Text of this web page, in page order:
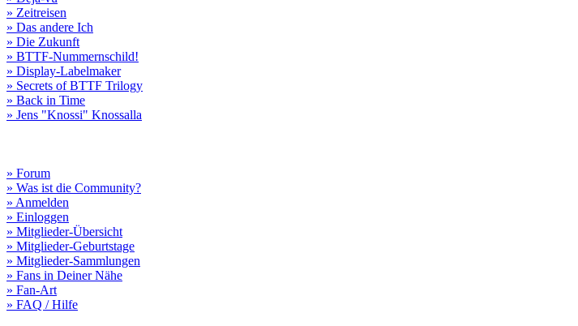
» Zeitreisen
» Das andere Ich
» Die Zukunft
» BTTF-Nummernschild!
» Display-Labelmaker
» Secrets of BTTF Trilogy
» Back in Time
» Jens "Knossi" Knossalla
» Forum
» Was ist die Community?
» Anmelden
» Einloggen
» Mitglieder-Übersicht
» Mitglieder-Geburtstage
» Mitglieder-Sammlungen
» Fans in Deiner Nähe
» Fan-Art
» FAQ / Hilfe